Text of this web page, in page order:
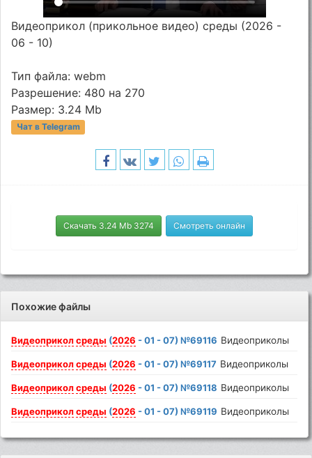
Видеоприкол (прикольное видео) среды (2026 -
06 - 10)
Тип файла: webm
Разрешение: 480 на 270
Размер: 3.24 Mb
Чат в Telegram
Скачать 3.24 Mb 3274 Смотреть онлайн
Похожие файлы
Видеоприкол среды (2026 - 01 - 07) №69116 Видеоприколы
Видеоприкол среды (2026 - 01 - 07) №69117 Видеоприколы
Видеоприкол среды (2026 - 01 - 07) №69118 Видеоприколы
Видеоприкол среды (2026 - 01 - 07) №69119 Видеоприколы